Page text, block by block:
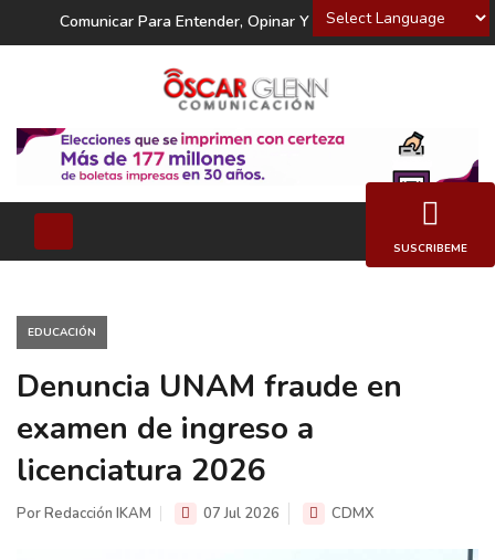
Powered by
Comunicar Para Entender, Opinar Y Decidir
EDUCACIÓN
Denuncia UNAM fraude en
examen de ingreso a
licenciatura 2026
Por Redacción IKAM 07 Jul 2026 CDMX
SUSCRIBEME